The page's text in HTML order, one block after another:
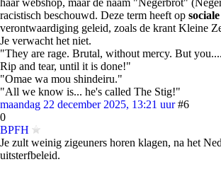
haar webshop, maar de naam "Negerbrot"
racistisch beschouwd. Deze term heeft op
verontwaardiging geleid, zoals de krant Kleine
Je verwacht het niet.
"They are rage. Brutal, without mercy. But
Rip and tear, until it is done!"
"Omae wa mou shindeiru."
"All we know is... he's called The Stig!"
maandag 22 december 2025, 13:21 uur #6
0
BPFH
Je zult weinig zigeuners horen klagen, na het
uitsterfbeleid.